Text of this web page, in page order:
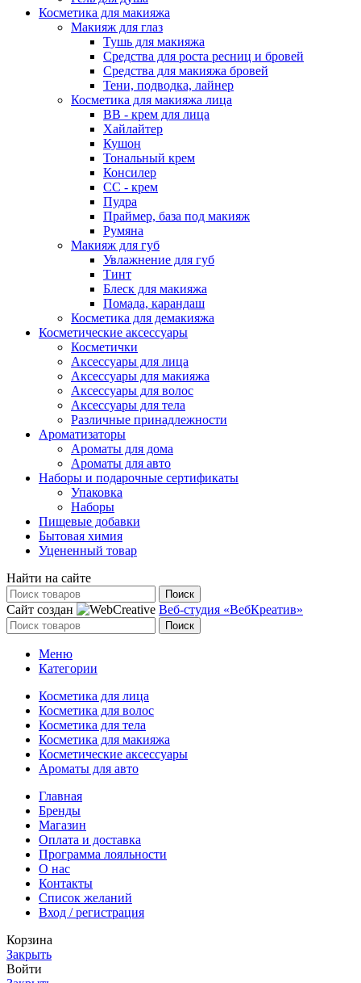
Косметика для макияжа
Макияж для глаз
Тушь для макияжа
Средства для роста ресниц и бровей
Средства для макияжа бровей
Тени, подводка, лайнер
Косметика для макияжа лица
ВВ - крем для лица
Хайлайтер
Кушон
Тональный крем
Консилер
СС - крем
Пудра
Праймер, база под макияж
Румяна
Макияж для губ
Увлажнение для губ
Тинт
Блеск для макияжа
Помада, карандаш
Косметика для демакияжа
Косметические аксессуары
Косметички
Аксессуары для лица
Аксессуары для макияжа
Аксессуары для волос
Аксессуары для тела
Различные принадлежности
Ароматизаторы
Ароматы для дома
Ароматы для авто
Наборы и подарочные сертификаты
Упаковка
Наборы
Пищевые добавки
Бытовая химия
Уцененный товар
Найти на сайте
Поиск
Сайт создан Веб-студия «ВебКреатив»
Поиск
Меню
Категории
Косметика для лица
Косметика для волос
Косметика для тела
Косметика для макияжа
Косметические аксессуары
Ароматы для авто
Главная
Бренды
Магазин
Оплата и доставка
Программа лояльности
О нас
Контакты
Список желаний
Вход / регистрация
Корзина
Закрыть
Войти